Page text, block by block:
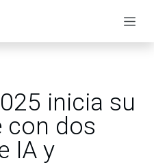
inicia su
con dos
IA y